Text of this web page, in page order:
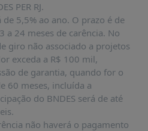
PER RJ.
5,5% ao ano. O prazo é de
a 24 meses de carência. No
giro não associado a projetos
exceda a R$ 100 mil,
de garantia, quando for o
60 meses, incluída a
do BNDES será de até
não haverá o pagamento